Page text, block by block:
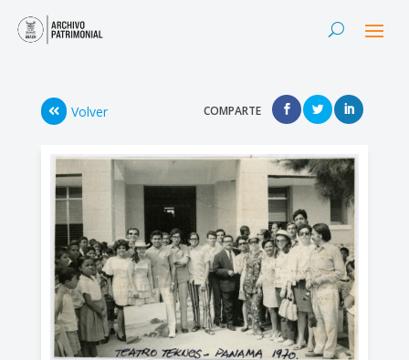
Volver COMPARTE